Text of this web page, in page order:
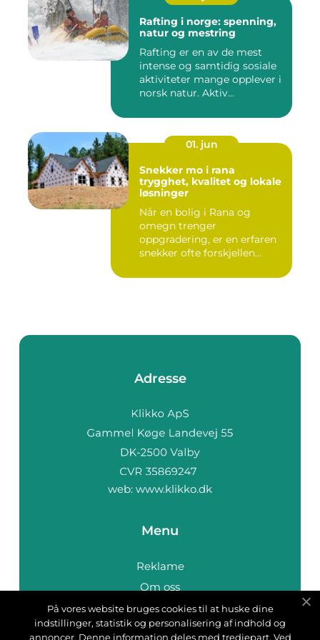
Rafting i norge: spenning,
natur og mestring
Rafting er en av de mest
intense og samtidig sosiale
aktiviteter mange opplever i
norsk natur. Aktiv...
01. jun
Snekker mo i rana
trygghet, kvalitet og lokale
løsninger
Når en bolig i Rana og
omegn trenger
oppgradering, er en erfaren
snekker ofte forskjellen
Adresse
web: www.klikko.dk
Menu
Reklame
Om oss
Cookies
Kontakt Oss
På vores website bruges cookies til at huske dine
indstillinger, statistik og personalisering af indhold og
annoncer. Denne information deles med tredjepart. Ved